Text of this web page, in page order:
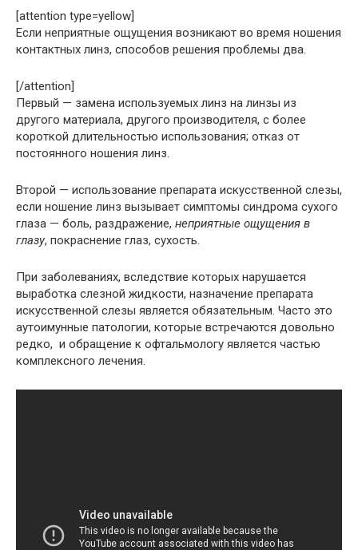
[attention type=yellow]
Если неприятные ощущения возникают во время ношения
контактных линз, способов решения проблемы два.
[/attention]
Первый — замена используемых линз на линзы из
другого материала, другого производителя, с более
короткой длительностью использования; отказ от
постоянного ношения линз.
Второй — использование препарата искусственной слезы,
если ношение линз вызывает симптомы синдрома сухого
глаза — боль, раздражение, неприятные ощущения в
глазу, покраснение глаз, сухость.
При заболеваниях, вследствие которых нарушается
выработка слезной жидкости, назначение препарата
искусственной слезы является обязательным. Часто это
аутоимунные патологии, которые встречаются довольно
редко, и обращение к офтальмологу является частью
комплексного лечения.